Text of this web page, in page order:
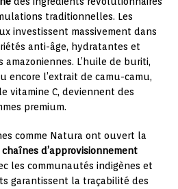
traditionnelles. Les
investissent massivement dans
anti-âge, hydratantes et
L’huile de buriti,
encore l’extrait de camu-camu,
vitamine C, deviennent des
premium.
comme Natura ont ouvert la
chaînes d’approvisionnement
les communautés indigènes et
garantissent la traçabilité des